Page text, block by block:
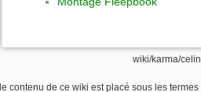
wiki/karma/
contenu de ce wiki est placé sous les